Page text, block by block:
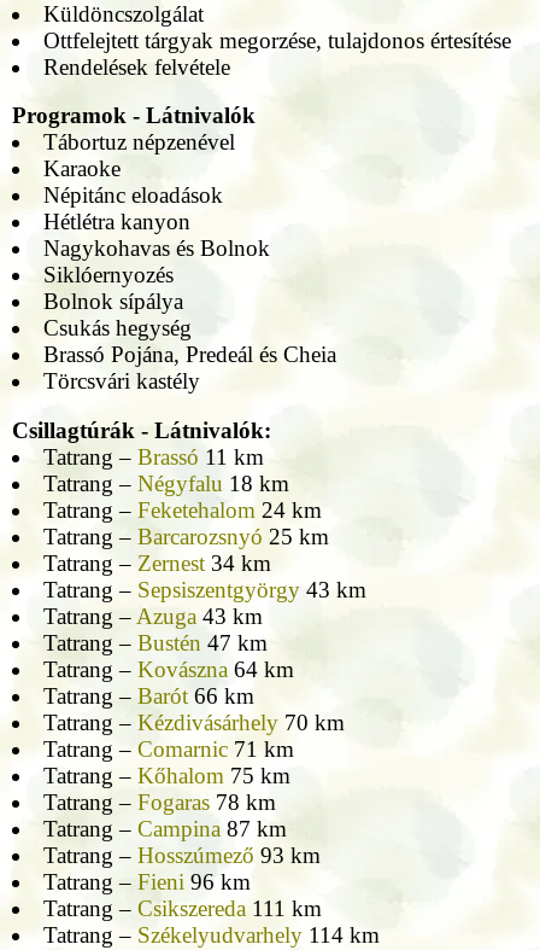
Küldöncszolgálat
Ottfelejtett tárgyak megorzése, tulajdonos értesítése
Rendelések felvétele
Programok - Látnivalók
Tábortuz népzenével
Karaoke
Népitánc eloadások
Hétlétra kanyon
Nagykohavas és Bolnok
Siklóernyozés
Bolnok sípálya
Csukás hegység
Brassó Pojána, Predeál és Cheia
Törcsvári kastély
Csillagtúrák - Látnivalók:
Tatrang – Brassó 11 km
Tatrang – Négyfalu 18 km
Tatrang – Feketehalom24 km
Tatrang – Barcarozsnyó 25 km
Tatrang – Zernest34 km
Tatrang – Sepsiszentgyörgy43 km
Tatrang –Azuga43 km
Tatrang – Bustén 47 km
Tatrang – Kovászna64 km
Tatrang – Barót66 km
Tatrang – Kézdivásárhely70 km
Tatrang – Comarnic71 km
Tatrang – Kőhalom75 km
Tatrang – Fogaras78 km
Tatrang – Campina87 km
Tatrang – Hosszúmező 93 km
Tatrang – Fieni96 km
Tatrang – Csikszereda111 km
Tatrang – Székelyudvarhely114 km